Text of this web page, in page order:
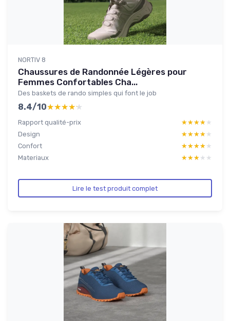
NORTIV 8
Chaussures de Randonnée Légères pour
Femmes Confortables Cha...
Des baskets de rando simples qui font le job
8.4/10★★★★★
★★★★★
Rapport qualité-prix ★★★★★
★★★★★
Design
★★★★★
★★★★★
Confort
★★★★★
★★★★★
Materiaux
★★★★★
★★★★★
Lire le test produit complet